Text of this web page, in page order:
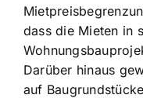
dass die Mieten in
Darüber hinaus
auf